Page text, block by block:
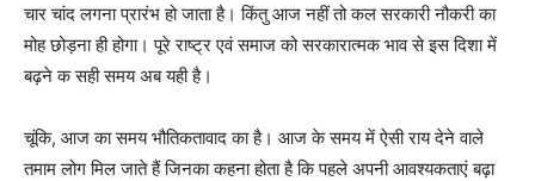
चार चांद लगना प्रारंभ हो जाता है। किंतु आज नहीं तो कल सरकारी नौकरी का
मोह छोड़ना ही होगा। पूरे राष्ट्र एवं समाज को सरकारात्मक भाव से इस दिशा में
बढ़ने क सही समय अब यही है।
चूंकि, आज का समय भौतिकतावाद का है। आज के समय में ऐसी राय देने वाले
तमाम लोग मिल जाते हैं जिनका कहना होता है कि पहले अपनी आवश्यकताएं बढ़ा